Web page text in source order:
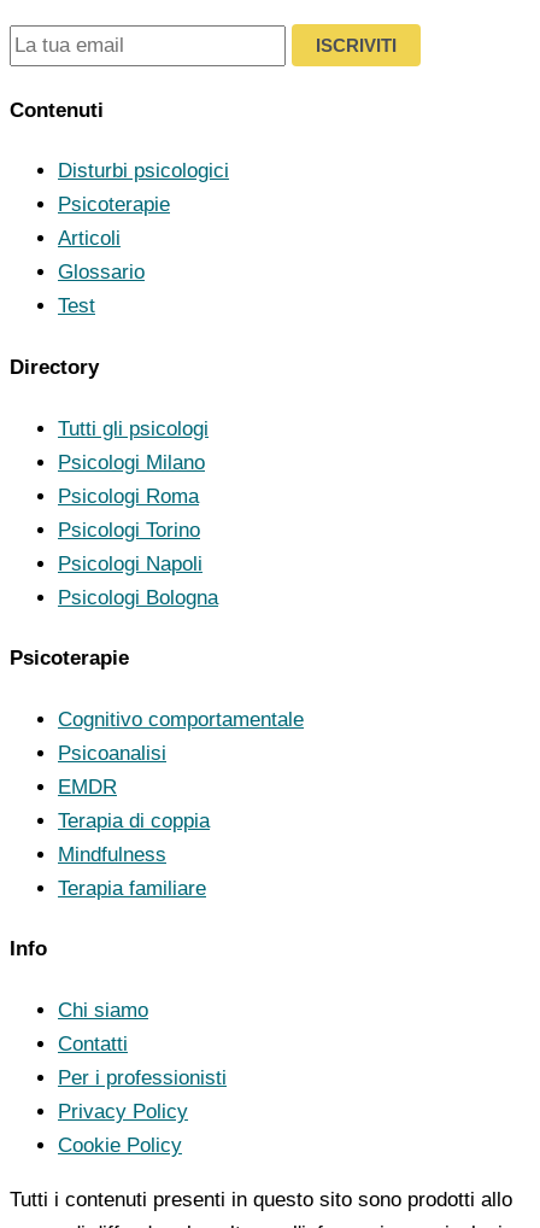
ISCRIVITI
Contenuti
Disturbi psicologici
Psicoterapie
Articoli
Glossario
Test
Directory
Tutti gli psicologi
Psicologi Milano
Psicologi Roma
Psicologi Torino
Psicologi Napoli
Psicologi Bologna
Psicoterapie
Cognitivo comportamentale
Psicoanalisi
EMDR
Terapia di coppia
Mindfulness
Terapia familiare
Info
Chi siamo
Contatti
Per i professionisti
Privacy Policy
Cookie Policy
Tutti i contenuti presenti in questo sito sono prodotti allo